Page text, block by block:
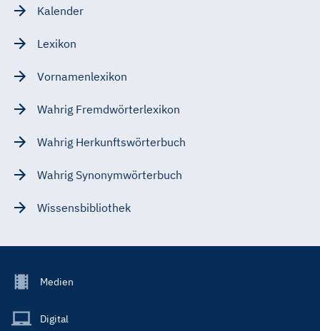
Kalender
Lexikon
Vornamenlexikon
Wahrig Fremdwörterlexikon
Wahrig Herkunftswörterbuch
Wahrig Synonymwörterbuch
Wissensbibliothek
Footer
Main
Medien
Digital